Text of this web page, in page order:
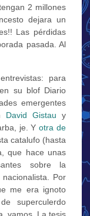
2 millones
dejara un
Las pérdidas
pasada. Al
para
su blof Diario
emergentes
David Gistau y
je. Yotra de
catalufo (hasta
que hace unas
sobre la
Por
me era ignoto
superculerdo
vamos. La tesis